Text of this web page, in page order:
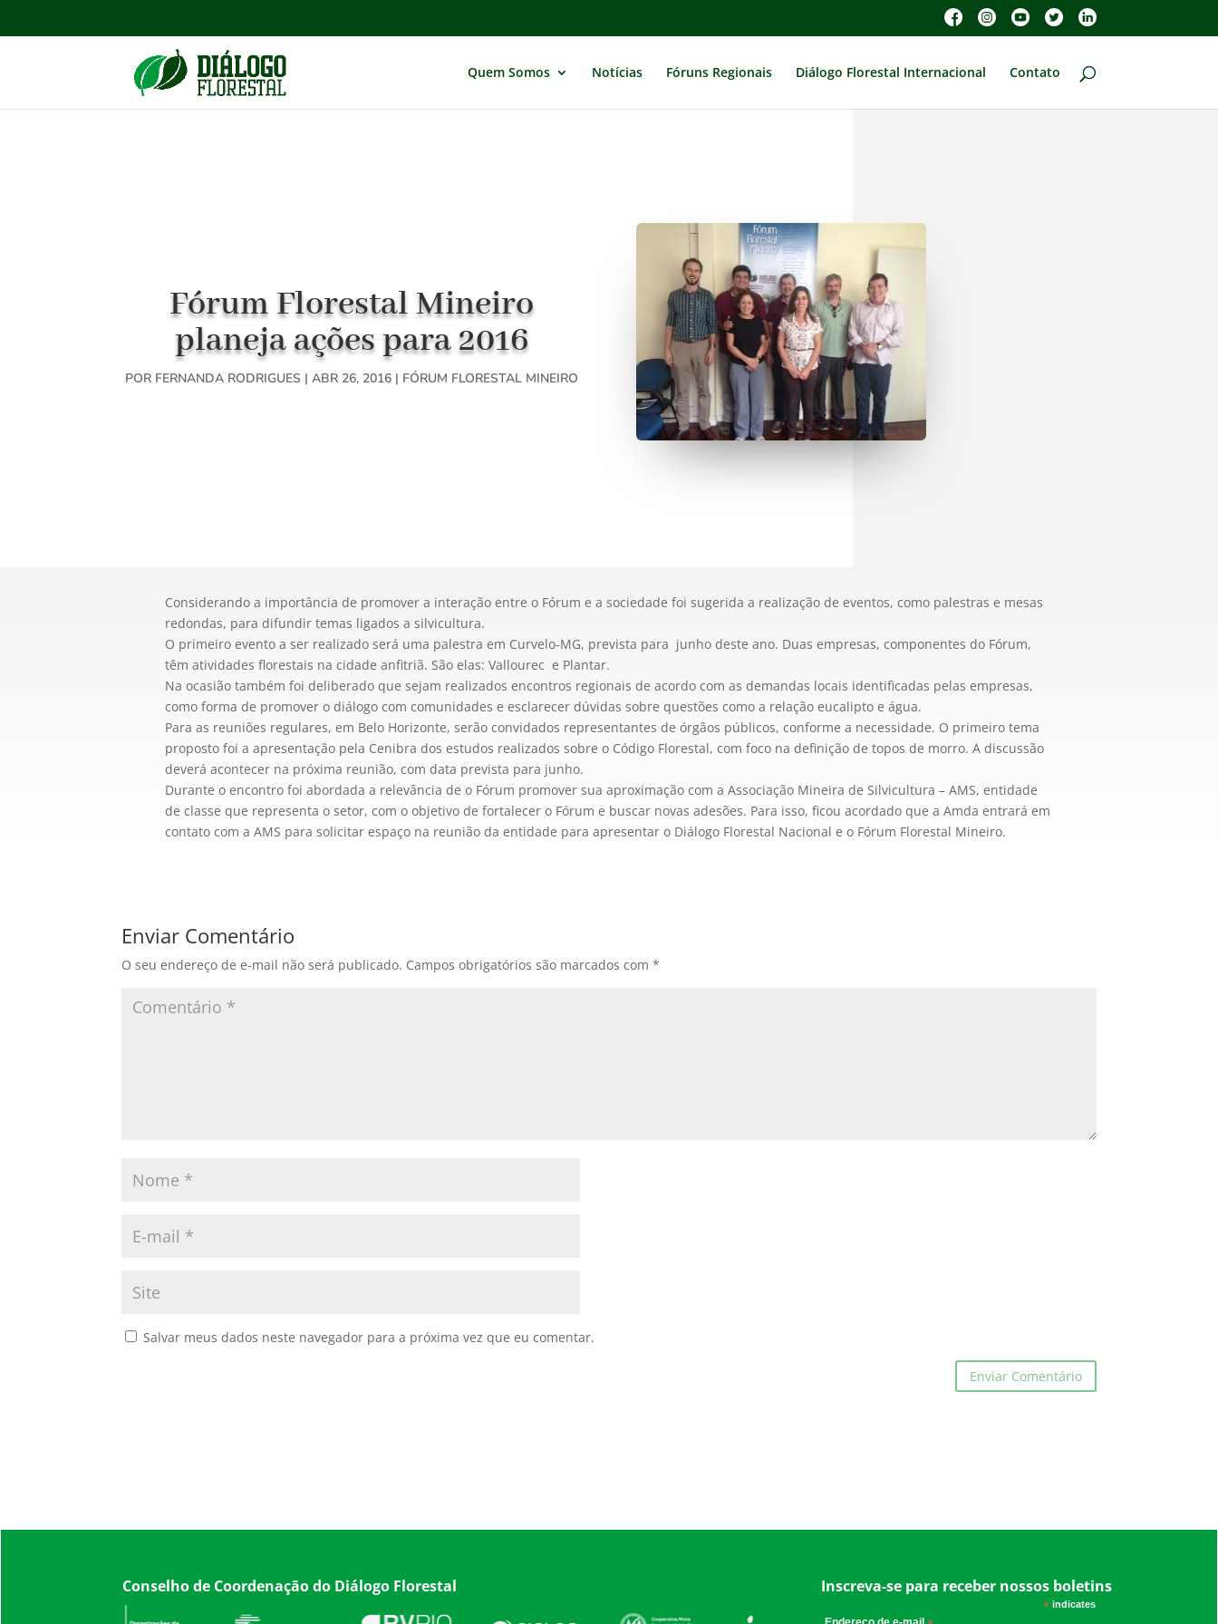
Quem Somos Notícias Fóruns Regionais Diálogo Florestal Internacional Contato
Fórum Florestal Mineiro
planeja ações para 2016
POR FERNANDA RODRIGUES |ABR 26, 2016 | FÓRUM FLORESTAL MINEIRO
Considerando a importância de promover a interação entre o Fórum e a sociedade foi sugerida a realização de eventos, como palestras e mesas
redondas, para difundir temas ligados a silvicultura.
O primeiro evento a ser realizado será uma palestra em Curvelo-MG, prevista para junho deste ano. Duas empresas, componentes do Fórum,
têm atividades florestais na cidade anfitriã. São elas: Vallourec e Plantar.
Na ocasião também foi deliberado que sejam realizados encontros regionais de acordo com as demandas locais identificadas pelas empresas,
como forma de promover o diálogo com comunidades e esclarecer dúvidas sobre questões como a relação eucalipto e água.
Para as reuniões regulares, em Belo Horizonte, serão convidados representantes de órgãos públicos, conforme a necessidade. O primeiro tema
proposto foi a apresentação pela Cenibra dos estudos realizados sobre o Código Florestal, com foco na definição de topos de morro. A discussão
deverá acontecer na próxima reunião, com data prevista para junho.
Durante o encontro foi abordada a relevância de o Fórum promover sua aproximação com a Associação Mineira de Silvicultura – AMS, entidade
de classe que representa o setor, com o objetivo de fortalecer o Fórum e buscar novas adesões. Para isso, ficou acordado que a Amda entrará em
contato com a AMS para solicitar espaço na reunião da entidade para apresentar o Diálogo Florestal Nacional e o Fórum Florestal Mineiro.
Enviar Comentário
O seu endereço de e-mail não será publicado. Campos obrigatórios são marcados com*
Salvar meus dados neste navegador para a próxima vez que eu comentar.
Conselho de Coordenação do Diálogo Florestal Inscreva-se para receber nossos boletins
*indicates required